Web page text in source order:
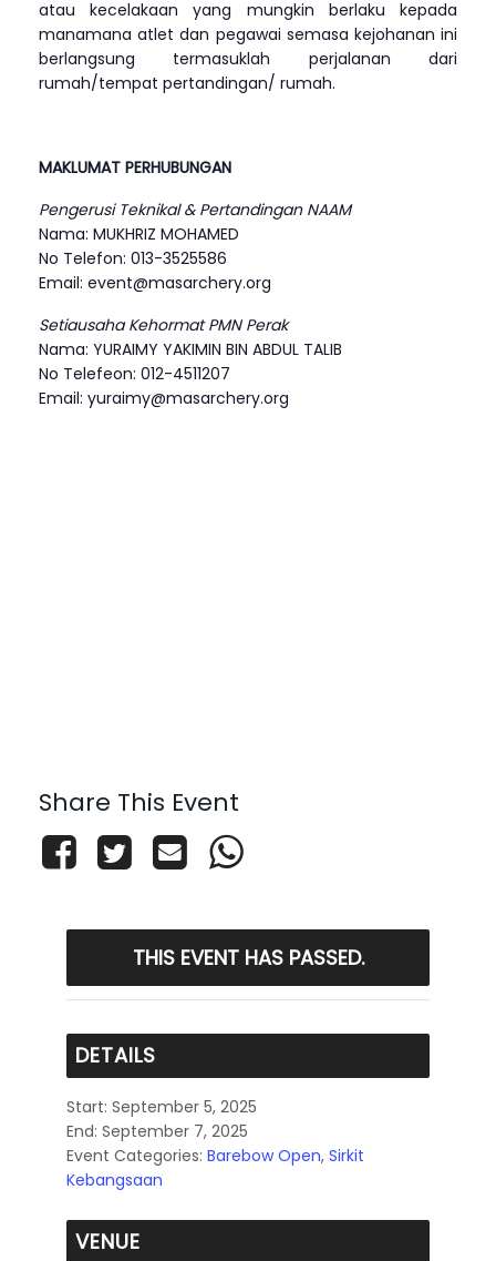
atau kecelakaan yang mungkin berlaku kepada
manamana atlet dan pegawai semasa kejohanan ini
berlangsung termasuklah perjalanan dari
rumah/tempat pertandingan/ rumah.
MAKLUMAT PERHUBUNGAN
Pengerusi Teknikal & Pertandingan NAAM
Nama: MUKHRIZ MOHAMED
No Telefon: 013-3525586
Email: event@masarchery.org
Setiausaha Kehormat PMN Perak
Nama: YURAIMY YAKIMIN BIN ABDUL TALIB
No Telefeon: 012-4511207
Email: yuraimy@masarchery.org
Share This Event
THIS EVENT HAS PASSED.
DETAILS
Start: September 5, 2025
End: September 7, 2025
Event Categories: Barebow Open, Sirkit
Kebangsaan
VENUE